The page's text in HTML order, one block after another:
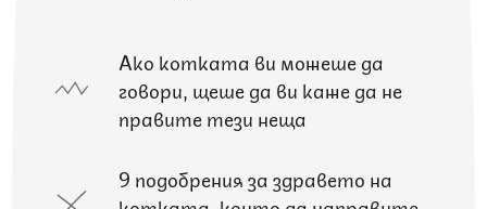
Ако котката ви можеше да
говори, щеше да ви каже да не
правите тези неща
9 подобрения за здравето на